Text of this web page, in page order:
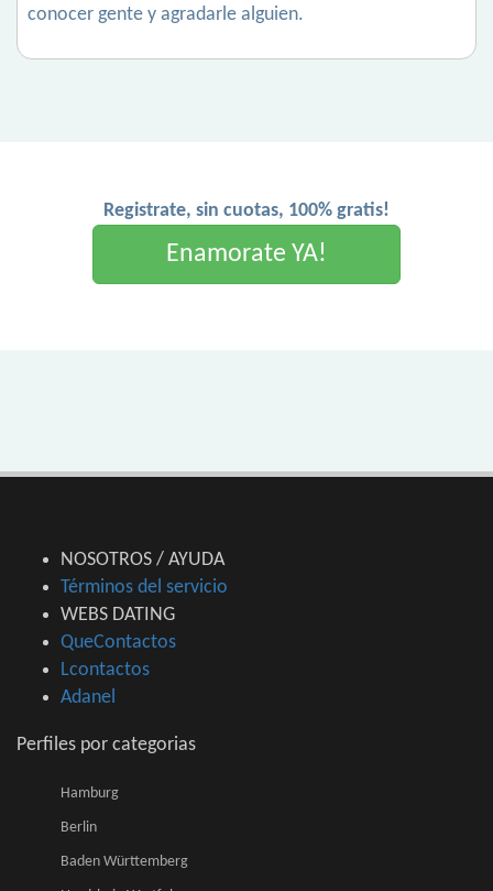
conocer gente y agradarle alguien.
Registrate, sin cuotas, 100% gratis!
Enamorate YA!
NOSOTROS / AYUDA
Términos del servicio
WEBS DATING
QueContactos
Lcontactos
Adanel
Perfiles por categorias
Hamburg
Berlin
Baden Württemberg